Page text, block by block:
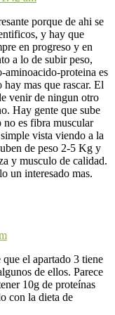
porque de ahi se
y hay que
en progreso y en
a lo de subir peso,
aminoacido-proteina es
mas que rascar. El
venir de ningun otro
Hay gente que sube
es fibra muscular
vista viendo a la
de peso 2-5 Kg y
y musculo de calidad.
un interesado mas.
el apartado 3 tiene
de ellos. Parece
10g de proteínas
con la dieta de